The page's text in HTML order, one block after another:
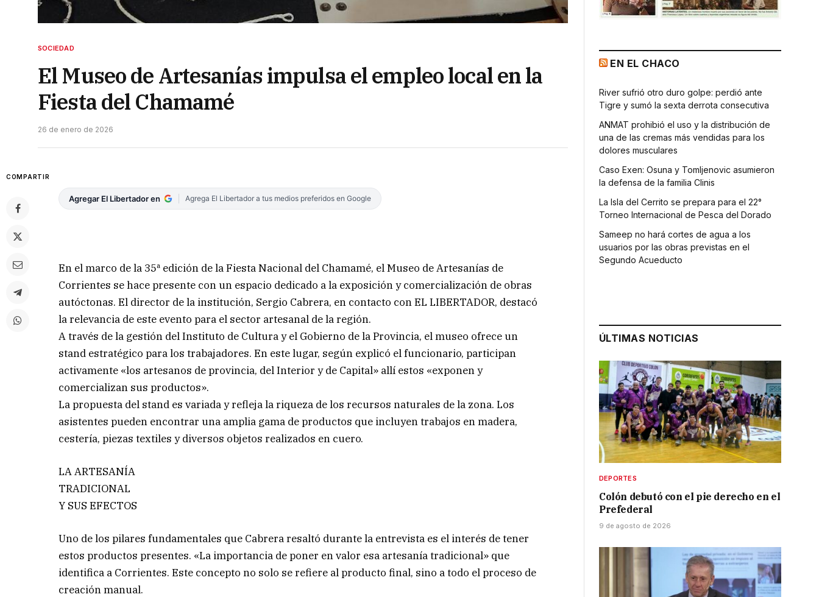
SOCIEDAD
El Museo de Artesanías impulsa el empleo local en la
Fiesta del Chamamé
26 de enero de 2026
COMPARTIR
Agregar El Libertador en Agrega El Libertador a tus medios preferidos en Google
En el marco de la 35ª edición de la Fiesta Nacional del Chamamé, el Museo de Artesanías de
Corrientes se hace presente con un espacio dedicado a la exposición y comercialización de obras
autóctonas. El director de la institución, Sergio Cabrera, en contacto con EL LIBERTADOR, destacó
la relevancia de este evento para el sector artesanal de la región.
A través de la gestión del Instituto de Cultura y el Gobierno de la Provincia, el museo ofrece un
stand estratégico para los trabajadores. En este lugar, según explicó el funcionario, participan
activamente «los artesanos de provincia, del Interior y de Capital» allí estos «exponen y
comercializan sus productos».
La propuesta del stand es variada y refleja la riqueza de los recursos naturales de la zona. Los
asistentes pueden encontrar una amplia gama de productos que incluyen trabajos en madera,
cestería, piezas textiles y diversos objetos realizados en cuero.
LA ARTESANÍA
TRADICIONAL
Y SUS EFECTOS
Uno de los pilares fundamentales que Cabrera resaltó durante la entrevista es el interés de tener
estos productos presentes. «La importancia de poner en valor esa artesanía tradicional» que
identifica a Corrientes. Este concepto no solo se refiere al producto final, sino a todo el proceso de
creación manual.
EN EL CHACO
River sufrió otro duro golpe: perdió ante
Tigre y sumó la sexta derrota consecutiva
ANMAT prohibió el uso y la distribución de
una de las cremas más vendidas para los
dolores musculares
Caso Exen: Osuna y Tomljenovic asumieron
la defensa de la familia Clinis
La Isla del Cerrito se prepara para el 22°
Torneo Internacional de Pesca del Dorado
Sameep no hará cortes de agua a los
usuarios por las obras previstas en el
Segundo Acueducto
ÚLTIMAS NOTICIAS
DEPORTES
Colón debutó con el pie derecho en el
Prefederal
9 de agosto de 2026